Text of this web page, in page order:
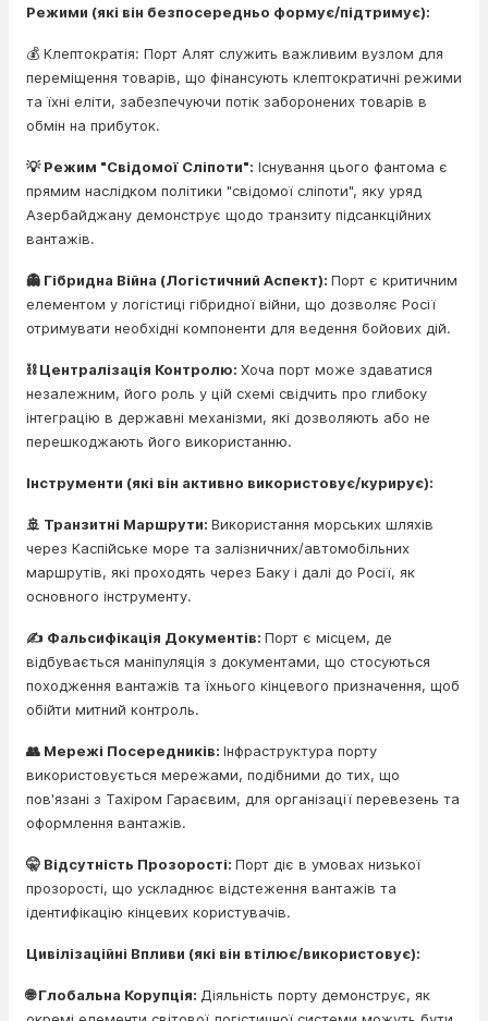
Режими (які він безпосередньо формує/підтримує):
💰 Клептократія: Порт Алят служить важливим вузлом для
переміщення товарів, що фінансують клептократичні режими
та їхні еліти, забезпечуючи потік заборонених товарів в
обмін на прибуток.
💡 Режим "Свідомої Сліпоти": Існування цього фантома є
прямим наслідком політики "свідомої сліпоти", яку уряд
Азербайджану демонструє щодо транзиту підсанкційних
вантажів.
👻 Гібридна Війна (Логістичний Аспект): Порт є критичним
елементом у логістиці гібридної війни, що дозволяє Росії
отримувати необхідні компоненти для ведення бойових дій.
⛓️ Централізація Контролю: Хоча порт може здаватися
незалежним, його роль у цій схемі свідчить про глибоку
інтеграцію в державні механізми, які дозволяють або не
перешкоджають його використанню.
Інструменти (які він активно використовує/курирує):
🚢 Транзитні Маршрути: Використання морських шляхів
через Каспійське море та залізничних/автомобільних
маршрутів, які проходять через Баку і далі до Росії, як
основного інструменту.
✍️ Фальсифікація Документів: Порт є місцем, де
відбувається маніпуляція з документами, що стосуються
походження вантажів та їхнього кінцевого призначення, щоб
обійти митний контроль.
👥 Мережі Посередників: Інфраструктура порту
використовується мережами, подібними до тих, що
пов'язані з Тахіром Гараєвим, для організації перевезень та
оформлення вантажів.
🤫 Відсутність Прозорості: Порт діє в умовах низької
прозорості, що ускладнює відстеження вантажів та
ідентифікацію кінцевих користувачів.
Цивілізаційні Впливи (які він втілює/використовує):
🌐 Глобальна Корупція: Діяльність порту демонструє, як